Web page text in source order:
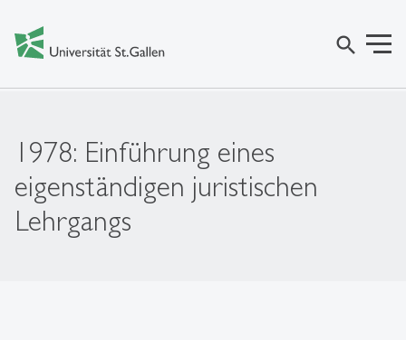
search
1978: Einführung eines
eigenständigen juristischen
Lehrgangs